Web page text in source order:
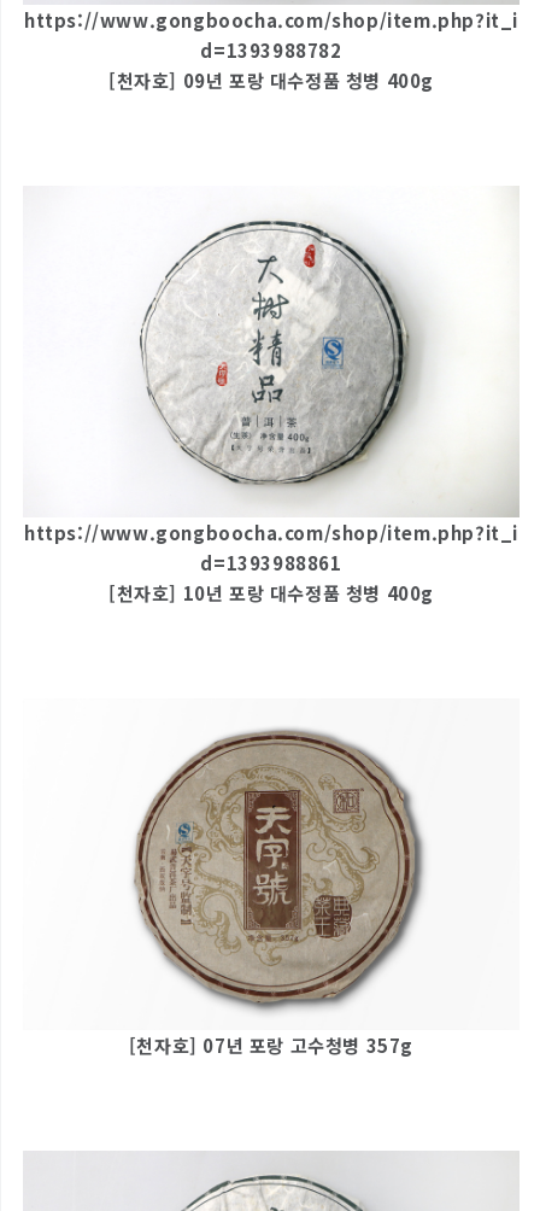
https://www.gongboocha.com/shop/item.php?it_i
d=1393988782
[천자호] 09년 포랑 대수정품 청병 400g
https://www.gongboocha.com/shop/item.php?it_i
d=1393988861
[천자호] 10년 포랑 대수정품 청병 400g
[천자호] 07년 포랑 고수청병 357g